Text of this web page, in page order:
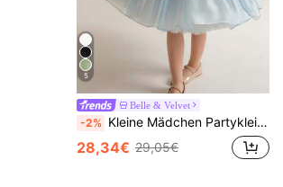
5
Belle & Velvet
-2% Kleine Mädchen Partykleid mit 3D Blumenapplikation, Puff Tüll Prinzessinnenkleid, geeignet für Kleine Mädchen Geburtstagsparty, BlumenKleine Mädchen, Brautjungfer, Hochzeit, wichtige Anlässe, Feiertagsfeier
28,34€ 29,05€